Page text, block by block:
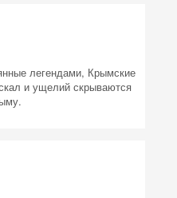
легендами, Крымские
и ущелий скрываются